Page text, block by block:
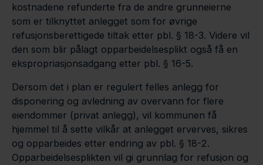
kostnadene refunderte fra de andre grunneierne
som er tilknyttet anlegget som for øvrige
refusjonsberettigede tiltak etter pbl. § 18-3. Videre vil
den som blir pålagt opparbeidelsesplikt også få en
ekspropriasjonsadgang etter pbl. § 16-5.
Dersom det i plan er regulert felles anlegg for
disponering og avledning av overvann for flere
eiendommer (privat anlegg), vil kommunen få
hjemmel til å sette vilkår at anlegget erverves, sikres
og opparbeides etter endring av pbl. § 18-2.
Opparbeidelsesplikten vil gi grunnlag for refusjon og